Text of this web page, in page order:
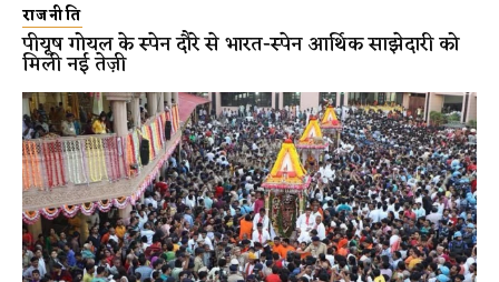
राजनीति
पीयूष गोयल के स्पेन दौरे से भारत-स्पेन आर्थिक साझेदारी को
मिली नई तेज़ी